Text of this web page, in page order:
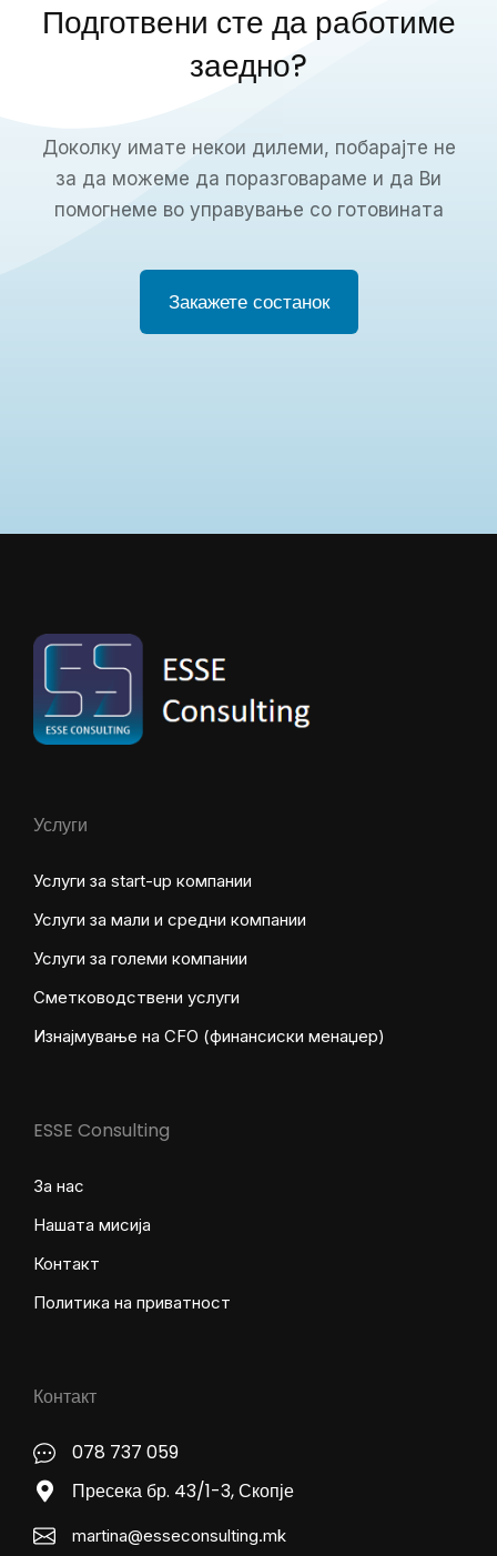
Подготвени сте да работиме
заедно?
Доколку имате некои дилеми, побарајте не
за да можеме да поразговараме и да Ви
помогнеме во управување со готовината
Закажете состанок
Услуги
Услуги за start-up компании
Услуги за мали и средни компании
Услуги за големи компании
Сметководствени услуги
Изнајмување на CFO (финансиски менаџер)
ESSE Consulting
За нас
Нашата мисија
Контакт
Политика на приватност
Контакт
078 737 059
Пресека бр. 43/1-3, Скопје
martina@esseconsulting.mk